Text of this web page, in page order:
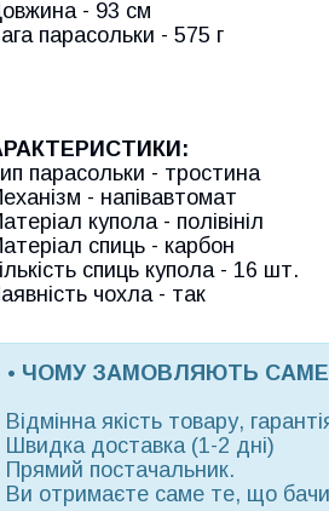
- 93 см
парасольки - 575 г
парасольки - тростина
- напівавтомат
купола - полівініл
спиць - карбон
спиць купола - 16 шт.
чохла - так
• ЧОМУ ЗАМОВЛЯЮТЬ
Відмінна якість товару,
Швидка доставка (1-2 дні)
Прямий постачальник.
Ви отримаєте саме те, що